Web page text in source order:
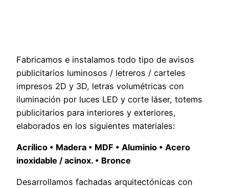
Fabricamos e instalamos todo tipo de avisos
publicitarios luminosos / letreros / carteles
impresos 2D y 3D, letras volumétricas con
iluminación por luces LED y corte láser, totems
publicitarios para interiores y exteriores,
elaborados en los siguientes materiales:
Acrílico • Madera • MDF • Aluminio • Acero
inoxidable / acinox. • Bronce
Desarrollamos fachadas arquitectónicas con